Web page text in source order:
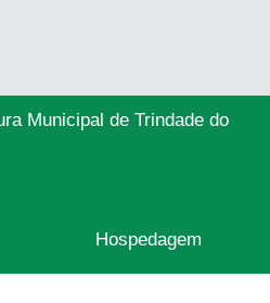
Municipal de Trindade do
Hospedagem